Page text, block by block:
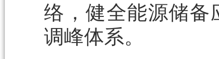
络，健全能源储备
调峰体系。